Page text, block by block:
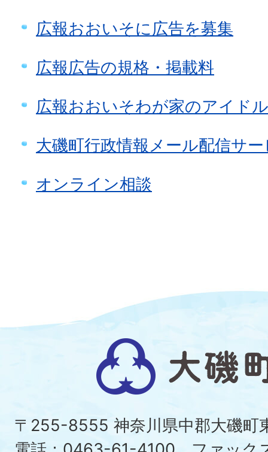
広報おおいそに広告を募集
広報広告の規格・掲載料
広報おおいそわが家のアイド
大磯町行政情報メール配信サ
オンライン相談
大
磯
町
〒255-8555 神奈川県中郡大磯